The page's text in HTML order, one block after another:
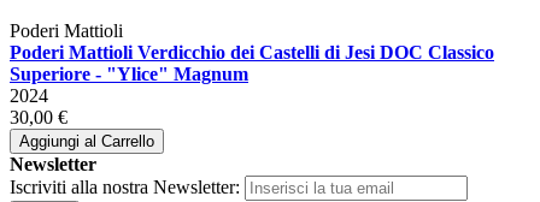
Poderi Mattioli
Poderi Mattioli Verdicchio dei Castelli di Jesi DOC Classico
Superiore - "Ylice" Magnum
2024
30,00 €
Aggiungi al Carrello
Newsletter
Iscriviti alla nostra Newsletter: